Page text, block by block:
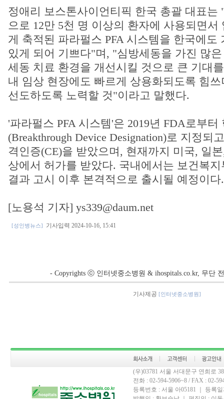
정애리 보스톤사이언티픽 한국 총괄 대표는
으로 12만 5천 명 이상의 환자에 사용되면서
게 축적된 파라펄스 PFA 시스템을 한국에도
있게 되어 기쁘다"며, "심방세동을 가진 많
세동 치료 환경을 개선시킬 것으로 큰 기대
내 임상 현장에도 빠르게 상용화되도록 힘쓰
선도하도록 노력할 것"이라고 말했다.
'파라펄스 PFA 시스템'은 2019년 FDA로부터
(Breakthrough Device Designation)로 지정되
격인증(CE)을 받았으며, 현재까지 미국, 일
상에서 허가를 받았다. 국내에서는 보건복
결과 고시 이후 본격적으로 출시될 예정이다.
[노용석 기자] ys339@daum.net
[성인병뉴스] 기사입력 2024-10-16, 15:41
- Copyrights ⓒ 인터넷중소병원 & ihospitals.co.kr, 무단
기사제공 [인터넷중소병원]
(우)03781 서울 서대문구 연희로
전화 : 02-594-5906~8 / FAX : 02-
등록번호 : 서울 아05181 ｜ 등록